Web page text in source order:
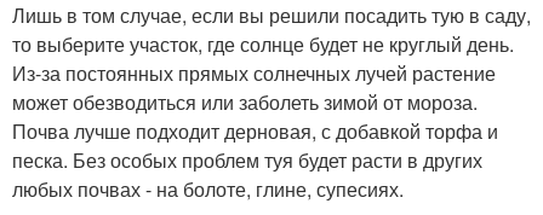
Лишь в том случае, если вы решили посадить тую в саду,
то выберите участок, где солнце будет не круглый день.
Из-за постоянных прямых солнечных лучей растение
может обезводиться или заболеть зимой от мороза.
Почва лучше подходит дерновая, с добавкой торфа и
песка. Без особых проблем туя будет расти в других
любых почвах - на болоте, глине, супесиях.